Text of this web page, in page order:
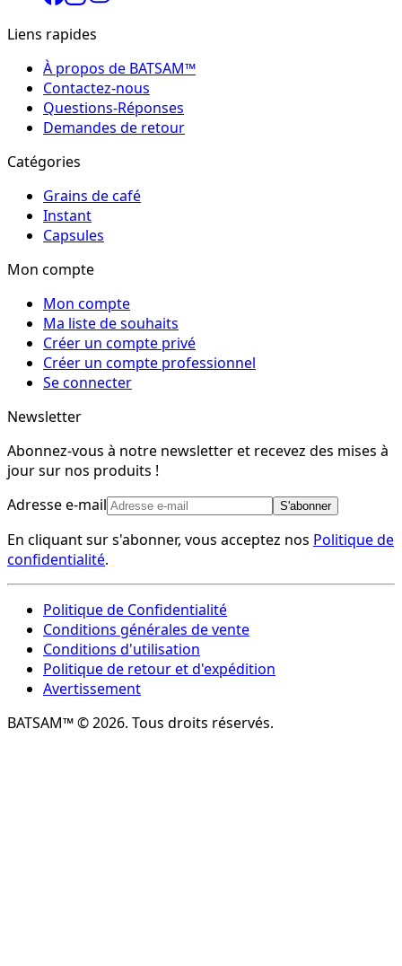
Liens rapides
À propos de BATSAM™
Contactez-nous
Questions-Réponses
Demandes de retour
Catégories
Grains de café
Instant
Capsules
Mon compte
Mon compte
Ma liste de souhaits
Créer un compte privé
Créer un compte professionnel
Se connecter
Newsletter
Abonnez-vous à notre newsletter et recevez des mises à
jour sur nos produits !
Adresse e-mail
S'abonner
En cliquant sur s'abonner, vous acceptez nos Politique de
confidentialité.
Politique de Confidentialité
Conditions générales de vente
Conditions d'utilisation
Politique de retour et d'expédition
Avertissement
BATSAM™ © 2026. Tous droits réservés.